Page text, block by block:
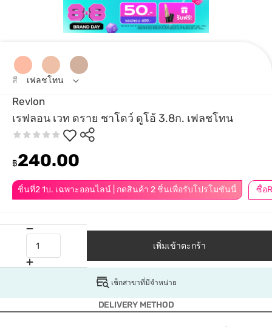
Revlon
เรฟลอน เวท ดราย ชาโดว์ ดูโอ้ 3.8ก. เฟลชโทน
ชิ้นที่2 1บ. เฉพาะออนไลน์ | กดสินค้า 2 ชิ้นเพื่อรับโปรโมชันนี้
฿240.00
สี เฟลชโทน
เพิ่มเข้าตะกร้า
เช็กสาขาที่มีจำหน่าย
DELIVERY METHOD